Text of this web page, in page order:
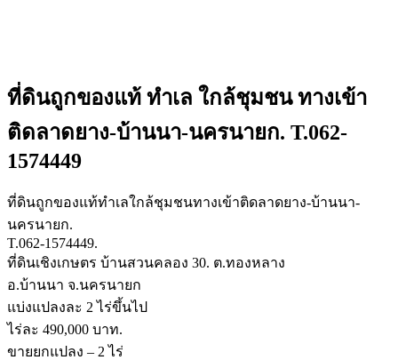
ที่ดินถูกของแท้ ทำเล ใกล้ชุมชน ทางเข้า
ติดลาดยาง-บ้านนา-นครนายก. T.062-
1574449
ที่ดินถูกของแท้ทำเลใกล้ชุมชนทางเข้าติดลาดยาง-บ้านนา-
นครนายก.
T.062-1574449.
ที่ดินเชิงเกษตร บ้านสวนคลอง 30. ต.ทองหลาง
อ.บ้านนา จ.นครนายก
แบ่งแปลงละ 2 ไร่ขึ้นไป
ไร่ละ 490,000 บาท.
ขายยกแปลง – 2 ไร่